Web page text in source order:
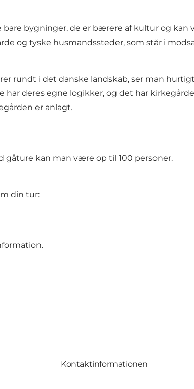
bygninger, de er bærere af kultur og
og tyske husmandssteder, som står i
rundt i det danske landskab, ser man
deres egne logikker, og det har
er anlagt.
gåture kan man være op til 100 personer.
din tur:
.
Kontaktinformationen